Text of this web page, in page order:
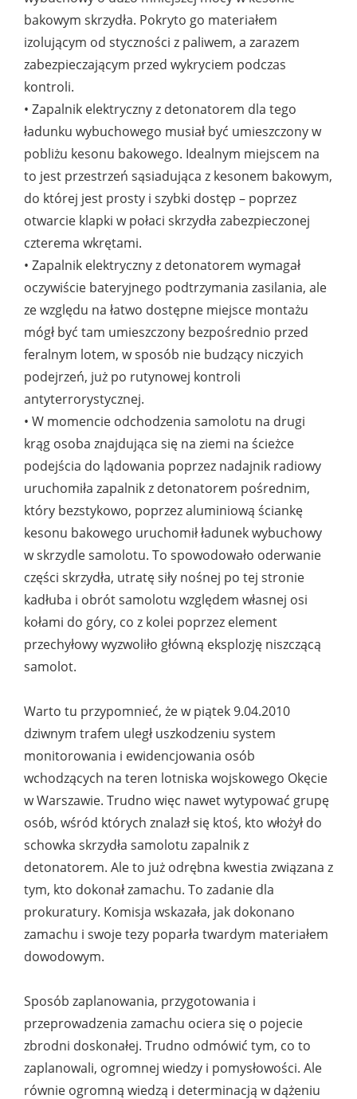
bakowym skrzydła. Pokryto go materiałem
izolującym od styczności z paliwem, a zarazem
zabezpieczającym przed wykryciem podczas
kontroli.
• Zapalnik elektryczny z detonatorem dla tego
ładunku wybuchowego musiał być umieszczony w
pobliżu kesonu bakowego. Idealnym miejscem na
to jest przestrzeń sąsiadująca z kesonem bakowym,
do której jest prosty i szybki dostęp – poprzez
otwarcie klapki w połaci skrzydła zabezpieczonej
czterema wkrętami.
• Zapalnik elektryczny z detonatorem wymagał
oczywiście bateryjnego podtrzymania zasilania, ale
ze względu na łatwo dostępne miejsce montażu
mógł być tam umieszczony bezpośrednio przed
feralnym lotem, w sposób nie budzący niczyich
podejrzeń, już po rutynowej kontroli
antyterrorystycznej.
• W momencie odchodzenia samolotu na drugi
krąg osoba znajdująca się na ziemi na ścieżce
podejścia do lądowania poprzez nadajnik radiowy
uruchomiła zapalnik z detonatorem pośrednim,
który bezstykowo, poprzez aluminiową ściankę
kesonu bakowego uruchomił ładunek wybuchowy
w skrzydle samolotu. To spowodowało oderwanie
części skrzydła, utratę siły nośnej po tej stronie
kadłuba i obrót samolotu względem własnej osi
kołami do góry, co z kolei poprzez element
przechyłowy wyzwoliło główną eksplozję niszczącą
samolot.
Warto tu przypomnieć, że w piątek 9.04.2010
dziwnym trafem uległ uszkodzeniu system
monitorowania i ewidencjowania osób
wchodzących na teren lotniska wojskowego Okęcie
w Warszawie. Trudno więc nawet wytypować grupę
osób, wśród których znalazł się ktoś, kto włożył do
schowka skrzydła samolotu zapalnik z
detonatorem. Ale to już odrębna kwestia związana z
tym, kto dokonał zamachu. To zadanie dla
prokuratury. Komisja wskazała, jak dokonano
zamachu i swoje tezy poparła twardym materiałem
dowodowym.
Sposób zaplanowania, przygotowania i
przeprowadzenia zamachu ociera się o pojecie
zbrodni doskonałej. Trudno odmówić tym, co to
zaplanowali, ogromnej wiedzy i pomysłowości. Ale
równie ogromną wiedzą i determinacją w dążeniu